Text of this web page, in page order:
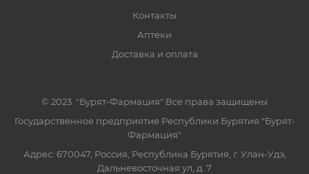
Контакты
Аптеки
Доставка и оплата
© 2023. "Бурят-Фармация" Все права защищены
Государственное предприятие Республики Бурятия "Бурят-
Фармация"
Адрес: 670047, Россия, Республика Бурятия, г. Улан-Удэ,
Дальневосточная ул, д. 7